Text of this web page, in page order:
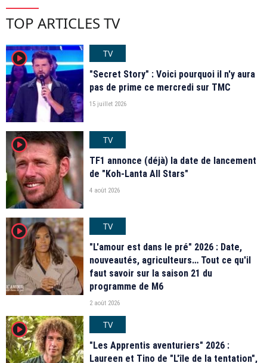
TOP ARTICLES TV
player2
TV
"Secret Story" : Voici pourquoi il n'y aura
pas de prime ce mercredi sur TMC
15 juillet 2026
player2
TV
TF1 annonce (déjà) la date de lancement
de "Koh-Lanta All Stars"
4 août 2026
player2
TV
"L'amour est dans le pré" 2026 : Date,
nouveautés, agriculteurs… Tout ce qu'il
faut savoir sur la saison 21 du
programme de M6
2 août 2026
player2
TV
"Les Apprentis aventuriers" 2026 :
Laureen et Tino de "L'île de la tentation",